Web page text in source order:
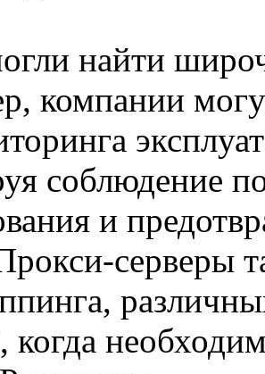
найти
компании
соблюдение
и
серверы